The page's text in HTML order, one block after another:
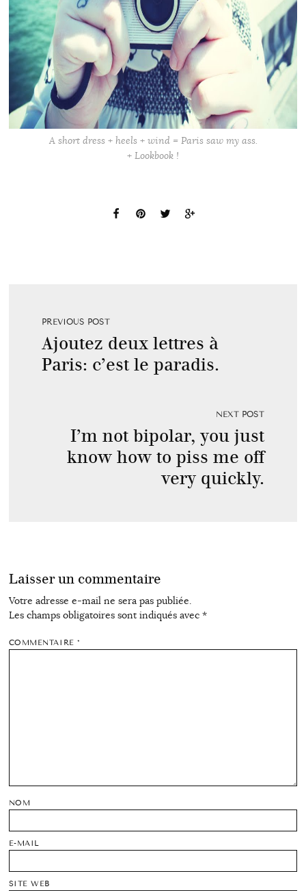
A short dress + heels + wind = Paris saw my ass.
+ Lookbook !
PREVIOUS POST
Ajoutez deux lettres à
Paris: c’est le paradis.
NEXT POST
I’m not bipolar, you just
know how to piss me off
very quickly.
Laisser un commentaire
Votre adresse e-mail ne sera pas publiée.
Les champs obligatoires sont indiqués avec *
COMMENTAIRE*
NOM
E-MAIL
SITE WEB